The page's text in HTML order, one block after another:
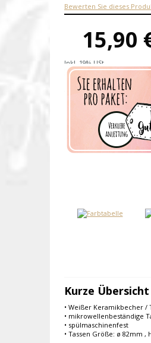
Bewerten Sie dieses
15,90
Inkl. 19% USt.
Versandkosten
Produktnummer:ts620-E
Verfügbarkeit:Auf Lager
Lieferzeit: 1-2 Werktage
Kurze Übersicht
• Weißer Keramikbecher /
• mikrowellenbeständige
• spülmaschinenfest
• Tassen Größe: ø 82mm ,